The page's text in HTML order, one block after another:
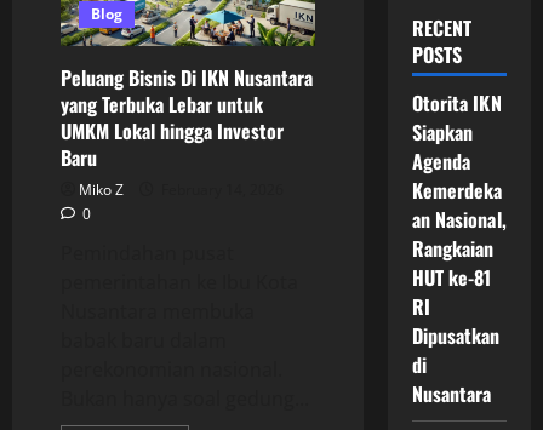
Blog
Peluang Bisnis Di IKN Nusantara
yang Terbuka Lebar untuk
UMKM Lokal hingga Investor
Baru
Miko Z
0
RECENT
POSTS
Otorita IKN
Siapkan
Agenda
Kemerdeka
an Nasional,
Rangkaian
HUT ke-81
RI
Dipusatkan
di
Nusantara